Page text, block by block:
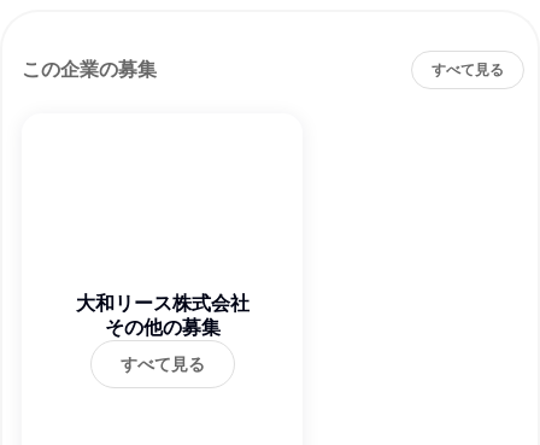
この企業の募集 すべて見る
大和リース株式会社
その他の募集
すべて見る